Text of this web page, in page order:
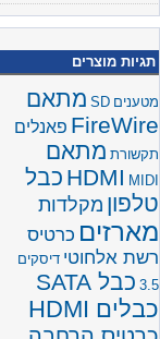
תגיות מוצרים
מטענים SD מתאם
FireWire פאנלים
תקשורת מתאם
HDMI MIDI
כבל
טלפון מקלדות
מארזים כרטיס
רשת אלחוטי דיסקים
3.5 כבל SATA
כבלים HDMI